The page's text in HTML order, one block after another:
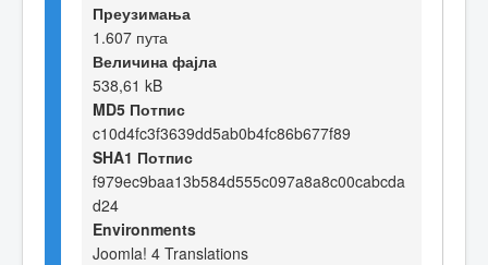
Преузимања
1.607 пута
Величина фајла
538,61 kB
MD5 Потпис
c10d4fc3f3639dd5ab0b4fc86b677f89
SHA1 Потпис
f979ec9baa13b584d555c097a8a8c00cabcda
d24
Environments
Joomla! 4 Translations